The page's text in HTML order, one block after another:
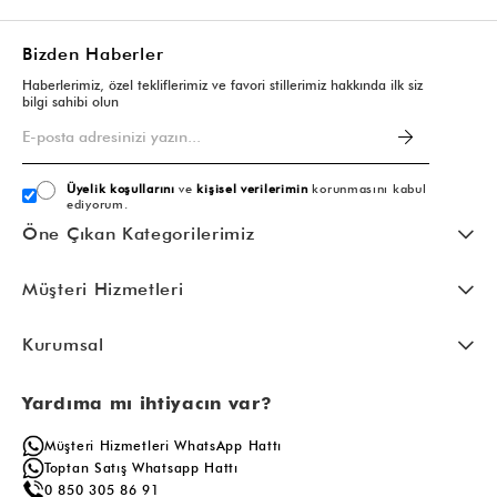
Bizden Haberler
Haberlerimiz, özel tekliflerimiz ve favori stillerimiz hakkında ilk siz
bilgi sahibi olun
Üyelik koşullarını vekişisel verileriminkorunmasını kabul
ediyorum.
Öne Çıkan Kategorilerimiz
Müşteri Hizmetleri
Kurumsal
Yardıma mı ihtiyacın var?
Müşteri Hizmetleri WhatsApp Hattı
Toptan Satış Whatsapp Hattı
0 850 305 86 91